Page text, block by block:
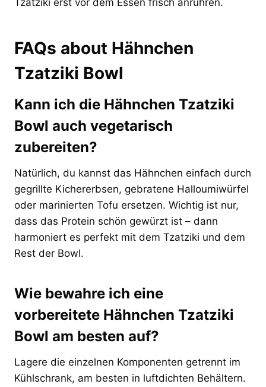
FAQs about Hähnchen
Tzatziki Bowl
Kann ich die Hähnchen Tzatziki
Bowl auch vegetarisch
zubereiten?
Natürlich, du kannst das Hähnchen einfach durch
gegrillte Kichererbsen, gebratene Halloumiwürfel
oder marinierten Tofu ersetzen. Wichtig ist nur,
dass das Protein schön gewürzt ist – dann
harmoniert es perfekt mit dem Tzatziki und dem
Rest der Bowl.
Wie bewahre ich eine
vorbereitete Hähnchen Tzatziki
Bowl am besten auf?
Lagere die einzelnen Komponenten getrennt im
Kühlschrank, am besten in luftdichten Behältern.